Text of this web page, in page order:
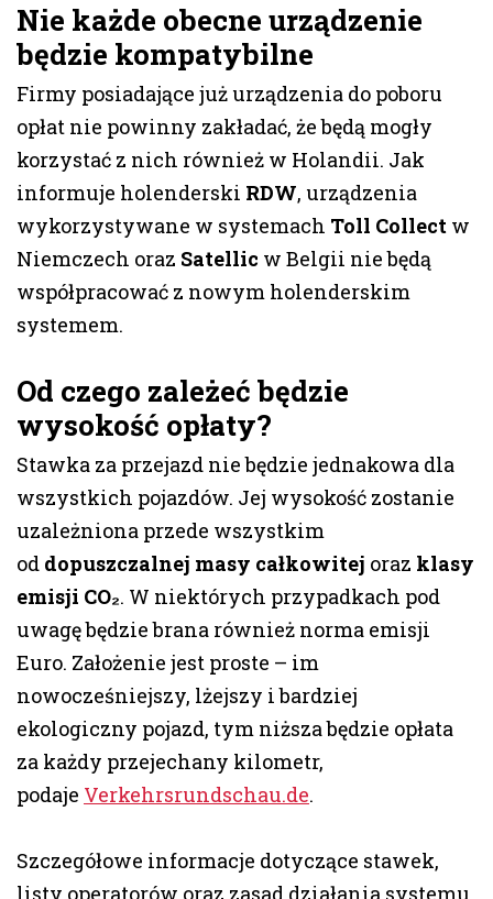
Nie każde obecne urządzenie
będzie kompatybilne
Firmy posiadające już urządzenia do poboru
opłat nie powinny zakładać, że będą mogły
korzystać z nich również w Holandii. Jak
informuje holenderski RDW, urządzenia
wykorzystywane w systemach Toll Collect w
Niemczech oraz Satellic w Belgii nie będą
współpracować z nowym holenderskim
systemem.
Od czego zależeć będzie
wysokość opłaty?
Stawka za przejazd nie będzie jednakowa dla
wszystkich pojazdów. Jej wysokość zostanie
uzależniona przede wszystkim
od dopuszczalnej masy całkowitej oraz klasy
emisji CO₂. W niektórych przypadkach pod
uwagę będzie brana również norma emisji
Euro. Założenie jest proste – im
nowocześniejszy, lżejszy i bardziej
ekologiczny pojazd, tym niższa będzie opłata
za każdy przejechany kilometr,
podaje Verkehrsrundschau.de.
Szczegółowe informacje dotyczące stawek,